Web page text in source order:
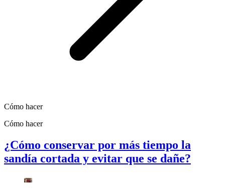
Cómo hacer
Cómo hacer
¿Cómo conservar por más tiempo la
sandía cortada y evitar que se dañe?